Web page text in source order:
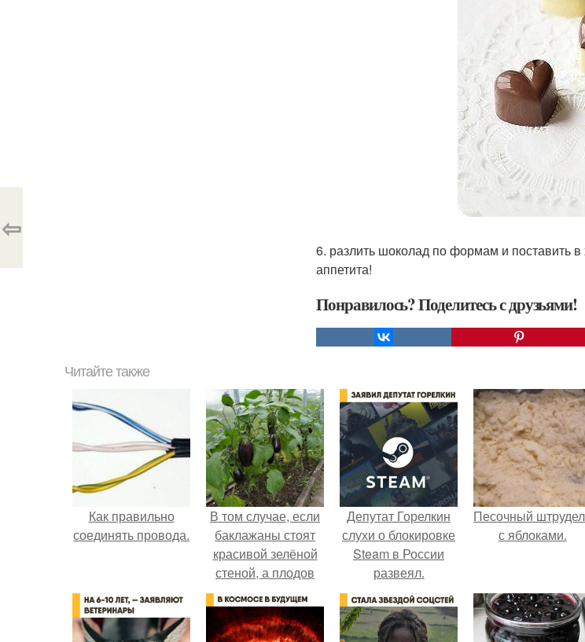
6. разлить шоколад по формам и поставить
аппетита!
Понравилось? Поделитесь с друзьями!
⇦
Читайте также
Как правильно
соединять провода.
В том случае, если
баклажаны стоят
красивой зелёной
стеной, а плодов
почти не видно -
радоваться тут
нечему.
Депутат Горелкин
слухи о блокировке
Steam в России
развеял.
Песочный
с яблоками.